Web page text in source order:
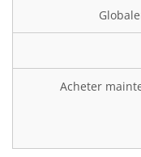
Acheter